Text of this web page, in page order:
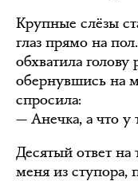
Крупные слёзы
глаз прямо на
обхватила голову
обернувшись на
спросила:
— Анечка, а что у
Десятый ответ
меня из ступора,